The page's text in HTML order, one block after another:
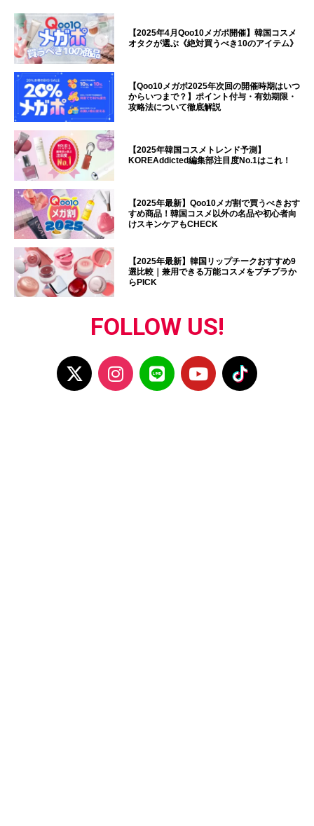
【2025年4月Qoo10メガポ開催】韓国コスメ
オタクが選ぶ《絶対買うべき10のアイテム》
【Qoo10メガポ2025年次回の開催時期はいつ
からいつまで？】ポイント付与・有効期限・
攻略法について徹底解説
【2025年韓国コスメトレンド予測】
KOREAddicted編集部注目度No.1はこれ！
【2025年最新】Qoo10メガ割で買うべきおす
すめ商品！韓国コスメ以外の名品や初心者向
けスキンケアもCHECK
【2025年最新】韓国リップチークおすすめ9
選比較｜兼用できる万能コスメをプチプラか
らPICK
FOLLOW US!